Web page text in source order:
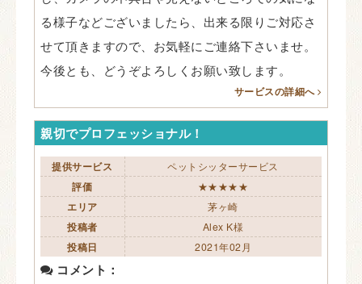
る様子などございましたら、出来る限りご対応さ
せて頂きますので、お気軽にご連絡下さいませ。
今後とも、どうぞよろしくお願い致します。
サービスの詳細へ
親切でプロフェッショナル！
提供サービス ペットシッターサービス
評価 ★★★★★
エリア 茅ヶ崎
投稿者 Alex K様
投稿日 2021年02月
コメント：